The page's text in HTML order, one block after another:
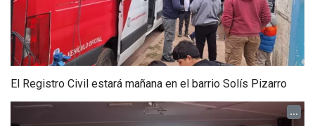
El Registro Civil estará mañana en el barrio Solís Pizarro
...